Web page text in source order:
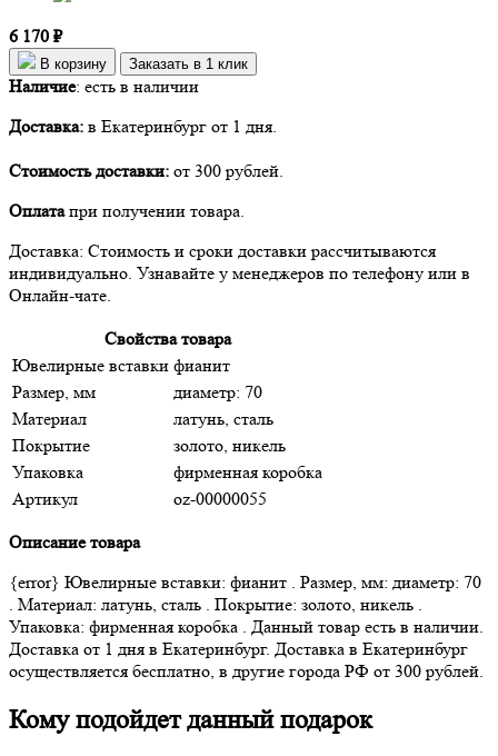
6 170 ₽
В корзину Заказать в 1 клик
Наличие: есть в наличии
Доставка: в Екатеринбург от 1 дня.
Стоимость доставки: от 300 рублей.
Оплатапри получении товара.
Доставка: Стоимость и сроки доставки рассчитываются
индивидуально. Узнавайте у менеджеров по телефону или в
Онлайн-чате.
Свойства товара
Ювелирные вставки фианит
Размер, мм
диаметр: 70
Материал
латунь, сталь
Покрытие
золото, никель
Упаковка
фирменная коробка
Артикул
oz-00000055
Описание товара
{error} Ювелирные вставки: фианит . Размер, мм: диаметр: 70
. Материал: латунь, сталь . Покрытие: золото, никель .
Упаковка: фирменная коробка . Данный товар есть в наличии.
Доставка от 1 дня в Екатеринбург. Доставка в Екатеринбург
осуществляется бесплатно, в другие города РФ от 300 рублей.
Кому подойдет данный подарок